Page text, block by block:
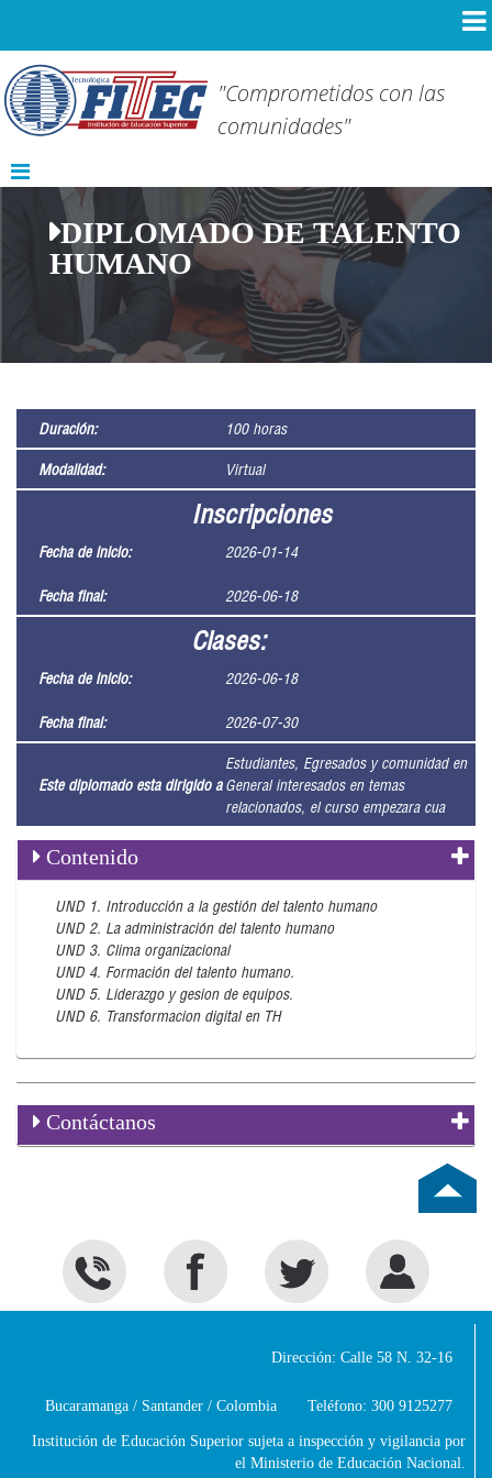
"Comprometidos con las
comunidades"
DIPLOMADO DE TALENTO
HUMANO
Duración: 100 horas
Modalidad: Virtual
Inscripciones
Fecha de inicio: 2026-01-14
Fecha final: 2026-06-18
Clases:
Fecha de inicio: 2026-06-18
Fecha final: 2026-07-30
Este diplomado esta dirigido a
Estudiantes, Egresados y comunidad en
General interesados en temas
relacionados, el curso empezara cua
Contenido
UND 1. Introducción a la gestión del talento humano
UND 2. La administración del talento humano
UND 3. Clima organizacional
UND 4. Formación del talento humano.
UND 5. Liderazgo y gesion de equipos.
UND 6. Transformacion digital en TH
Contáctanos
Dirección: Calle 58 N. 32-16
Bucaramanga / Santander / Colombia Teléfono: 300 9125277
Institución de Educación Superior sujeta a inspección y vigilancia por
el Ministerio de Educación Nacional.